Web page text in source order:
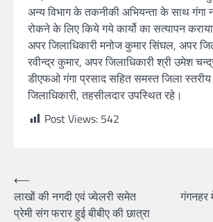
अन्य विभाग के तकनीकी अभियन्ता के साथ गंगा
रोकने के लिए किये गये कार्यो का सत्यापन
अपर जिलाधिकारी मनोज कुमार सिंघल, अपर
रवीन्द्र कुमार, अपर जिलाधिकारी श्री उमेश
डीएफओ गंगा प्रसाद सहित समस्त जिला स्तरीय
जिलाधिकारी, तहसीलदार उपस्थित रहे।
Post Views: 542
⟵
लाखों की नगदी एवं ज्वेलरी समेत
प्रेमी संग फरार हुई बीबीए की छात्रा
गंगनहर